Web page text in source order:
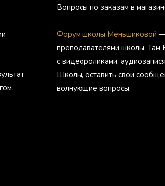
Вопросы по заказам в
Форум школы Меньшиковой —
преподавателями школы. Там
с видеороликами,
Школы, оставить свои
волнующие вопросы.